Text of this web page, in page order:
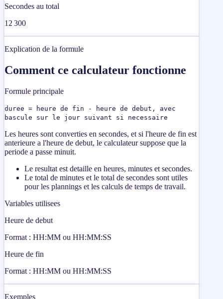
Secondes au total
12 300
Explication de la formule
Comment ce calculateur fonctionne
Formule principale
duree = heure de fin - heure de debut, avec
bascule sur le jour suivant si necessaire
Les heures sont converties en secondes, et si l'heure de fin est
anterieure a l'heure de debut, le calculateur suppose que la
periode a passe minuit.
Le resultat est detaille en heures, minutes et secondes.
Le total de minutes et le total de secondes sont utiles
pour les plannings et les calculs de temps de travail.
Variables utilisees
Heure de debut
Format : HH:MM ou HH:MM:SS
Heure de fin
Format : HH:MM ou HH:MM:SS
Exemples